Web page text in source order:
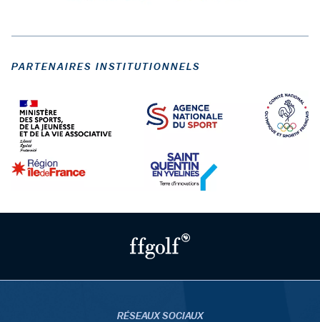
PARTENAIRES INSTITUTIONNELS
RÉSEAUX SOCIAUX